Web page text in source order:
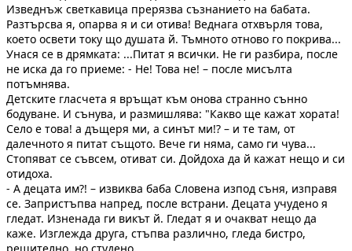
Изведнъж светкавица прерязва съзнанието на бабата.
Разтърсва я, опарва я и си отива! Веднага отхвърля това,
което освети току що душата й. Тъмното отново го покрива...
Унася се в дрямката: ...Питат я всички. Не ги разбира, после
не иска да го приеме: - Не! Това не! – после мисълта
потъмнява.
Детските гласчета я връщат към онова странно сънно
бодуване. И сънува, и размишлява: "Какво ще кажат хората!
Село е това! а дъщеря ми, а синът ми!? – и те там, от
далечното я питат същото. Вече ги няма, само ги чува...
Стопяват се съвсем, отиват си. Дойдоха да й кажат нещо и си
отидоха.
- А децата им?! – извиква баба Словена изпод съня, изправя
се. Запристъпва напред, после встрани. Децата учудено я
гледат. Изненада ги викът й. Гледат я и очакват нещо да
каже. Изглежда друга, стъпва различно, гледа бистро,